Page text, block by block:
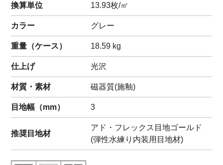
換算単位 13.93枚/㎡
カラー グレー
重量（ケース） 18.59 kg
仕上げ 光沢
材質・素材 磁器質(施釉)
目地幅（mm） 3
推奨目地材
アド・フレックス目地ゴールド
(弾性水練り内装用目地材)